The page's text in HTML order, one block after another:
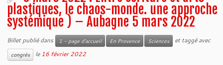
plastiques, le chaos-monde. une approche
systémique ) – Aubagne 5 mars 2022
Billet publié dans 1 - page d'accueil En Provence Sciences et taggé avec
congrès le16 février 2022